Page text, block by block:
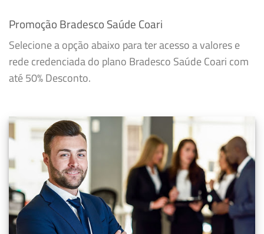
Promoção Bradesco Saúde Coari
Selecione a opção abaixo para ter acesso a valores e
rede credenciada do plano Bradesco Saúde Coari com
até 50% Desconto.